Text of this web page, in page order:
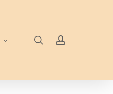
searchaccount